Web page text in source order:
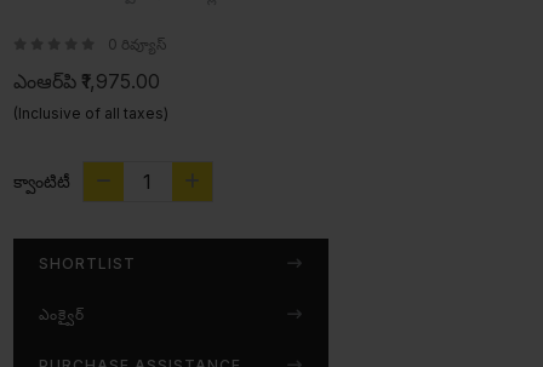
0 రివ్యూస్
ఎంఆర్‌పి ₹1,975.00
(Inclusive of all taxes)
క్వాంటిటీ
SHORTLIST
ఎంక్వైర్